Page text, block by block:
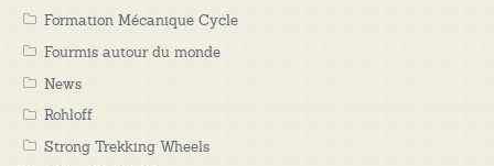
Formation Mécanique Cycle
Fourmis autour du monde
News
Rohloff
Strong Trekking Wheels